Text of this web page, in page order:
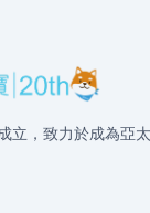
立，致力於成為亞